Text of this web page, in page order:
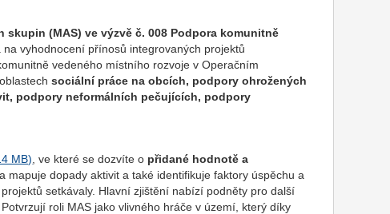
(MAS) ve výzvě č. 008 Podpora komunitně
na vyhodnocení přínosů integrovaných projektů
vedeného místního rozvoje v Operačním
sociální práce na obcích, podpory ohrožených
podpory neformálních pečujících, podpory
, ve které se dozvíte o přidané hodnotě a
mapuje dopady aktivit a také identifikuje faktory úspěchu a
setkávaly. Hlavní zjištění nabízí podněty pro další
roli MAS jako vlivného hráče v území, který díky